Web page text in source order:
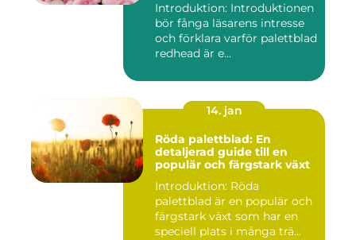
Introduktion: Introduktionen
bör fånga läsarens intresse
och förklara varför palettblad
redhead är e...
14. jan
Röda palettblad: En
detaljerad guide till en
populär och färgstark växt
Introduktion: Röda
palettblad är en populär och
färgstark växt som har en
speciell plats i många trä...